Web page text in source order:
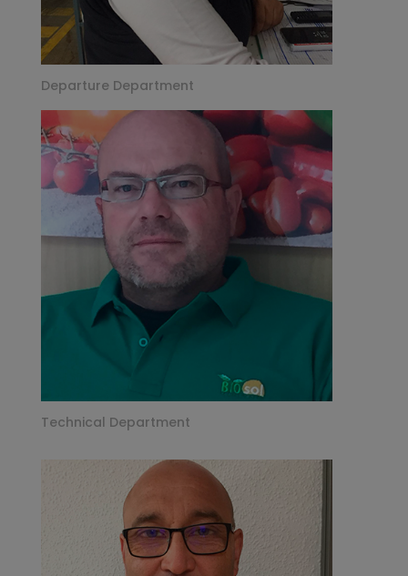
Departure Department
Technical Department